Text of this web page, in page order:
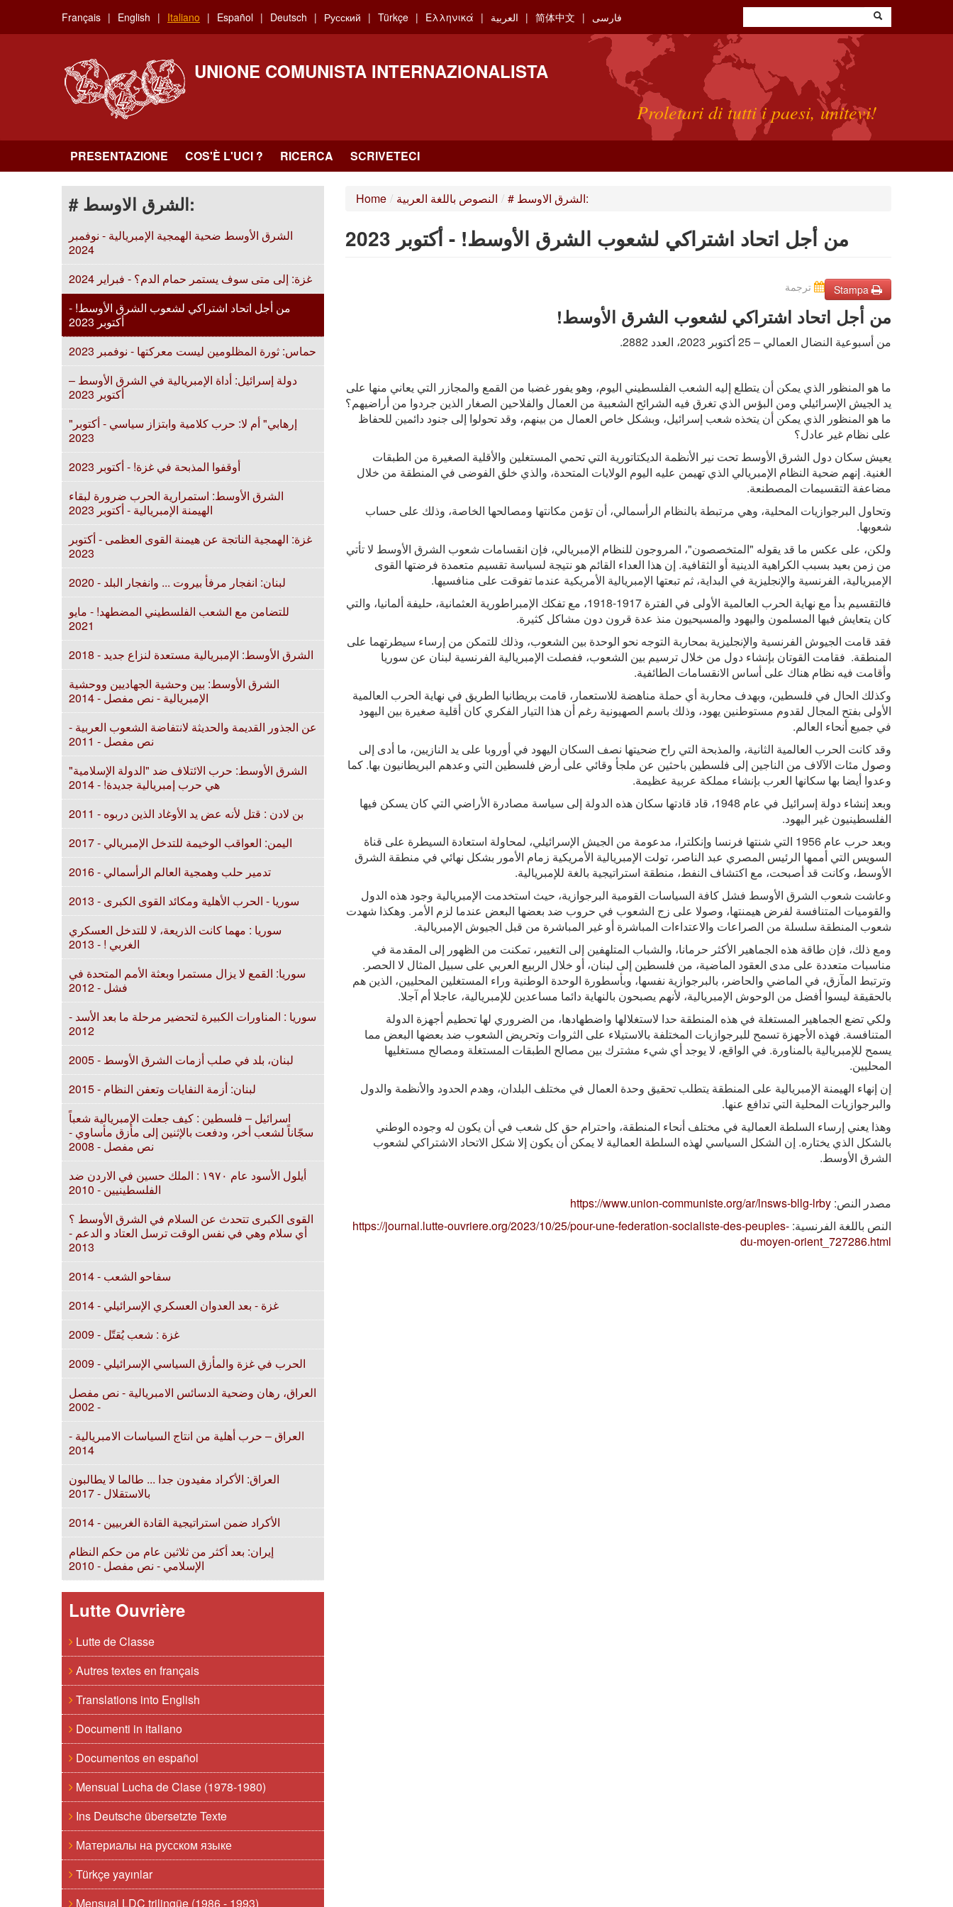
main
Français English Italiano Español Deutsch Русский Türkçe Ελληνικά العربية 简体中文 فارسی
UNIONE COMUNISTA INTERNAZIONALISTA
Proletari di tutti i paesi, unitevi!
PRESENTAZIONE COS'È L'UCI ? RICERCA SCRIVETECI
# الشرق الاوسط:
الشرق الأوسط ضحية الهمجية الإمبريالية - نوفمبر
2024
غزة: إلى متى سوف يستمر حمام الدم؟ - فبراير 2024
من أجل اتحاد اشتراكي لشعوب الشرق الأوسط! -
أكتوبر 2023
حماس: ثورة المظلومين ليست معركتها - نوفمبر 2023
دولة إسرائيل: أداة الإمبريالية في الشرق الأوسط –
أكتوبر 2023
"إرهابي" أم لا: حرب كلامية وابتزاز سياسي - أكتوبر
2023
أوقفوا المذبحة في غزة! - أكتوبر 2023
الشرق الأوسط: استمرارية الحرب ضرورة لبقاء
الهيمنة الإمبريالية - أكتوبر 2023
غزة: الهمجية الناتجة عن هيمنة القوى العظمى - أكتوبر
2023
لبنان: انفجار مرفأ بيروت ... وانفجار البلد - 2020
للتضامن مع الشعب الفلسطيني المضطهد! - مايو
2021
الشرق الأوسط: الإمبريالية مستعدة لنزاع جديد - 2018
الشرق الأوسط: بين وحشية الجهاديين ووحشية
الإمبريالية - نص مفصل - 2014
عن الجذور القديمة والحديثة لانتفاضة الشعوب العربية -
نص مفصل - 2011
الشرق الأوسط: حرب الائتلاف ضد "الدولة الإسلامية"
هي حرب إمبريالية جديدة! - 2014
بن لادن : قتل لأنه عض يد الأوغاد الذين دربوه - 2011
اليمن: العواقب الوخيمة للتدخل الإمبريالي - 2017
تدمير حلب وهمجية العالم الرأسمالي - 2016
سوريا - الحرب الأهلية ومكائد القوى الكبرى - 2013
سوريا : مهما كانت الذريعة، لا للتدخل العسكري
الغربي ! - 2013
سوريا: القمع لا يزال مستمرا وبعثة الأمم المتحدة في
فشل - 2012
سوريا : المناورات الكبيرة لتحضير مرحلة ما بعد الأسد -
2012
لبنان، بلد في صلب أزمات الشرق الأوسط - 2005
لبنان: أزمة النفايات وتعفن النظام - 2015
اسرائيل – فلسطين : كيف جعلت الإمبريالية شعباً
سجّاناً لشعب أخر، ودفعت بالإثنين إلى مأزق مأساوي -
نص مفصل - 2008
أيلول الأسود عام ۱٩٧٠ : الملك حسين في الاردن ضد
الفلسطينيين - 2010
القوى الكبرى تتحدث عن السلام في الشرق الأوسط ؟
أي سلام وهي في نفس الوقت ترسل العتاد و الدعم -
2013
سفاحو الشعب - 2014
غزة - بعد العدوان العسكري الإسرائيلي - 2014
غزة : شعب يُقتّل - 2009
الحرب في غزة والمأزق السياسي الإسرائيلي - 2009
العراق، رهان وضحية الدسائس الامبريالية - نص مفصل
- 2002
العراق – حرب أهلية من انتاج السياسات الامبريالية -
2014
العراق: الأكراد مفيدون جدا ... طالما لا يطالبون
بالاستقلال - 2017
الأكراد ضمن استراتيجية القادة الغربيين - 2014
إيران: بعد أكثر من ثلاثين عام من حكم النظام
الإسلامي - نص مفصل - 2010
Lutte Ouvrière
Lutte de Classe
Autres textes en français
Translations into English
Documenti in italiano
Documentos en español
Mensual Lucha de Clase (1978-1980)
Ins Deutsche übersetzte Texte
Материалы на русском языке
Türkçe yayınlar
Mensual LDC trilingüe (1986 - 1993)
Home / النصوص باللغة العربية / # الشرق الاوسط:
من أجل اتحاد اشتراكي لشعوب الشرق الأوسط! - أكتوبر 2023
Stampa ترجمة
من أجل اتحاد اشتراكي لشعوب الشرق الأوسط!
من أسبوعية النضال العمالي – 25 أكتوبر 2023، العدد 2882.
ما هو المنظور الذي يمكن أن يتطلع إليه الشعب الفلسطيني اليوم، وهو يفور غضبا من القمع والمجازر التي يعاني منها على
يد الجيش الإسرائيلي ومن البؤس الذي تغرق فيه الشرائح الشعبية من العمال والفلاحين الصغار الذين جردوا من أراضيهم؟
ما هو المنظور الذي يمكن أن يتخذه شعب إسرائيل، وبشكل خاص العمال من بينهم، وقد تحولوا إلى جنود دائمين للحفاظ
على نظام غير عادل؟
يعيش سكان دول الشرق الأوسط تحت نير الأنظمة الديكتاتورية التي تحمي المستغلين والأقلية الصغيرة من الطبقات
الغنية. إنهم ضحية النظام الإمبريالي الذي تهيمن عليه اليوم الولايات المتحدة، والذي خلق الفوضى في المنطقة من خلال
مضاعفة التقسيمات المصطنعة.
وتحاول البرجوازيات المحلية، وهي مرتبطة بالنظام الرأسمالي، أن تؤمن مكانتها ومصالحها الخاصة، وذلك على حساب
شعوبها.
ولكن، على عكس ما قد يقوله "المتخصصون"، المروجون للنظام الإمبريالي، فإن انقسامات شعوب الشرق الأوسط لا تأتي
من زمن بعيد بسبب الكراهية الدينية أو الثقافية. إن هذا العداء القائم هو نتيجة لسياسة تقسيم متعمدة فرضتها القوى
الإمبريالية، الفرنسية والإنجليزية في البداية، ثم تبعتها الإمبريالية الأمريكية عندما تفوقت على منافسيها.
فالتقسيم بدأ مع نهاية الحرب العالمية الأولى في الفترة 1917-1918، مع تفكك الإمبراطورية العثمانية، حليفة ألمانيا، والتي
كان يتعايش فيها المسلمون واليهود والمسيحيون منذ عدة قرون دون مشاكل كثيرة.
فقد قامت الجيوش الفرنسية والإنجليزية بمحاربة التوجه نحو الوحدة بين الشعوب، وذلك للتمكن من إرساء سيطرتهما على
المنطقة. فقامت القوتان بإنشاء دول من خلال ترسيم بين الشعوب، ففصلت الإمبريالية الفرنسية لبنان عن سوريا
وأقامت فيه نظام هناك على أساس الانقسامات الطائفية.
وكذلك الحال في فلسطين، وبهدف محاربة أي حملة مناهضة للاستعمار، قامت بريطانيا الطريق في نهاية الحرب العالمية
الأولى بفتح المجال لقدوم مستوطنين يهود، وذلك باسم الصهيونية رغم أن هذا التيار الفكري كان أقلية صغيرة بين اليهود
في جميع أنحاء العالم.
وقد كانت الحرب العالمية الثانية، والمذبحة التي راح ضحيتها نصف السكان اليهود في أوروبا على يد النازيين، ما أدى إلى
وصول مئات الآلاف من الناجين إلى فلسطين باحثين عن ملجأ وقائي على أرض فلسطين التي وعدهم البريطانيون بها. كما
وعدوا أيضا بها سكانها العرب بإنشاء مملكة عربية عظيمة.
وبعد إنشاء دولة إسرائيل في عام 1948، قاد قادتها سكان هذه الدولة إلى سياسة مصادرة الأراضي التي كان يسكن فيها
الفلسطينيون غير اليهود.
وبعد حرب عام 1956 التي شنتها فرنسا وإنكلترا، مدعومة من الجيش الإسرائيلي، لمحاولة استعادة السيطرة على قناة
السويس التي أممها الرئيس المصري عبد الناصر، تولت الإمبريالية الأمريكية زمام الأمور بشكل نهائي في منطقة الشرق
الأوسط، وكانت قد أصبحت، مع اكتشاف النفط، منطقة استراتيجية بالغة للإمبريالية.
وعاشت شعوب الشرق الأوسط فشل كافة السياسات القومية البرجوازية، حيث استخدمت الإمبريالية وجود هذه الدول
والقوميات المتنافسة لفرض هيمنتها، وصولا على زج الشعوب في حروب ضد بعضها البعض عندما لزم الأمر. وهكذا شهدت
شعوب المنطقة سلسلة من الصراعات والاعتداءات المباشرة أو غير المباشرة من قبل الجيوش الإمبريالية.
ومع ذلك، فإن طاقة هذه الجماهير الأكثر حرمانا، والشباب المتلهفين إلى التغيير، تمكنت من الظهور إلى المقدمة في
مناسبات متعددة على مدى العقود الماضية، من فلسطين إلى لبنان، أو خلال الربيع العربي على سبيل المثال لا الحصر.
وترتبط المآزق، في الماضي والحاضر، بالبرجوازية نفسها، وبأسطورة الوحدة الوطنية وراء المستغلين المحليين، الذين هم
بالحقيقة ليسوا أفضل من الوحوش الإمبريالية، لأنهم يصبحون بالنهاية دائما مساعدين للإمبريالية، عاجلا أم آجلا.
ولكي تضع الجماهير المستغلة في هذه المنطقة حدا لاستغلالها واضطهادها، من الضروري لها تحطيم أجهزة الدولة
المتنافسة. فهذه الأجهزة تسمح للبرجوازيات المختلفة بالاستيلاء على الثروات وتحريض الشعوب ضد بعضها البعض مما
يسمح للإمبريالية بالمناورة. في الواقع، لا يوجد أي شيء مشترك بين مصالح الطبقات المستغلة ومصالح مستغليها
المحليين.
إن إنهاء الهيمنة الإمبريالية على المنطقة يتطلب تحقيق وحدة العمال في مختلف البلدان، وهدم الحدود والأنظمة والدول
والبرجوازيات المحلية التي تدافع عنها.
وهذا يعني إرساء السلطة العمالية في مختلف أنحاء المنطقة، واحترام حق كل شعب في أن يكون له وجوده الوطني
بالشكل الذي يختاره. إن الشكل السياسي لهذه السلطة العمالية لا يمكن أن يكون إلا شكل الاتحاد الاشتراكي لشعوب
الشرق الأوسط.
مصدر النص: https://www.union-communiste.org/ar/lnsws-bllg-lrby
النص باللغة الفرنسية: https://journal.lutte-ouvriere.org/2023/10/25/pour-une-federation-socialiste-des-peuples-
du-moyen-orient_727286.html